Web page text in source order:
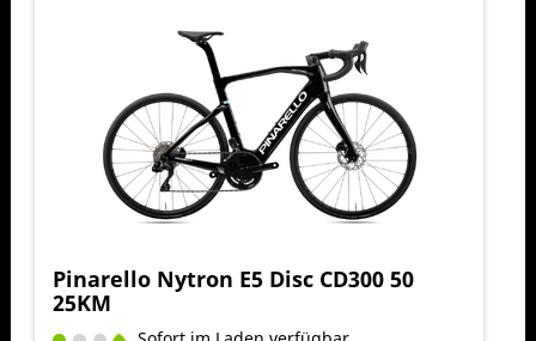
Pinarello Nytron E5 Disc CD300 50
25KM